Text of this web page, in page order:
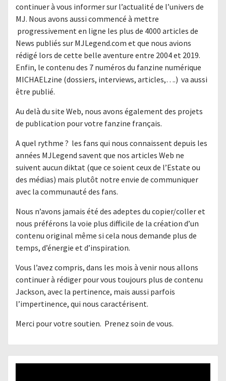
continuer à vous informer sur l’actualité de l’univers de
MJ. Nous avons aussi commencé à mettre
progressivement en ligne les plus de 4000 articles de
News publiés sur MJLegend.com et que nous avions
rédigé lors de cette belle aventure entre 2004 et 2019.
Enfin, le contenu des 7 numéros du fanzine numérique
MICHAELzine (dossiers, interviews, articles,….) va aussi
être publié.
Au delà du site Web, nous avons également des projets
de publication pour votre fanzine français.
A quel rythme ? les fans qui nous connaissent depuis les
années MJLegend savent que nos articles Web ne
suivent aucun diktat (que ce soient ceux de l’Estate ou
des médias) mais plutôt notre envie de communiquer
avec la communauté des fans.
Nous n’avons jamais été des adeptes du copier/coller et
nous préférons la voie plus difficile de la création d’un
contenu original même si cela nous demande plus de
temps, d’énergie et d’inspiration.
Vous l’avez compris, dans les mois à venir nous allons
continuer à rédiger pour vous toujours plus de contenu
Jackson, avec la pertinence, mais aussi parfois
l’impertinence, qui nous caractérisent.
Merci pour votre soutien. Prenez soin de vous.